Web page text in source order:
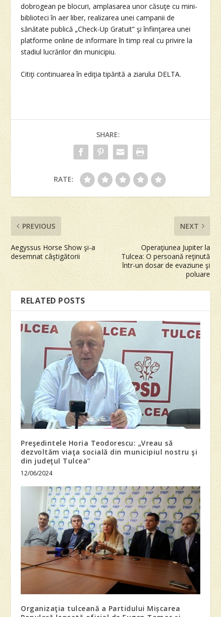
dobrogean pe blocuri, amplasarea unor căsuţe cu mini-
biblioteci în aer liber, realizarea unei campanii de
sănătate publică „Check-Up Gratuit” şi înfiinţarea unei
platforme online de informare în timp real cu privire la
stadiul lucrărilor din municipiu.
Citiţi continuarea în ediţia tipărită a ziarului DELTA.
SHARE:
RATE:
PREVIOUS
Aegyssus Horse Show şi-a
desemnat câştigătorii
NEXT
Operaţiunea Jupiter la
Tulcea: O persoană reţinută
într-un dosar de evaziune şi
poluare
RELATED POSTS
Preşedintele Horia Teodorescu: „Vreau să
dezvoltăm viaţa socială din municipiul nostru şi
din judeţul Tulcea”
12/06/2024
Organizaţia tulceană a Partidului Mișcarea